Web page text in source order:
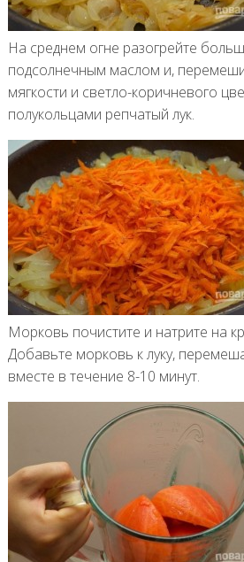
На среднем огне разогрейте
подсолнечным маслом и,
мягкости и светло-коричневого
полукольцами репчатый лук.
Морковь почистите и натрите на
Добавьте морковь к луку,
вместе в течение 8-10 минут.